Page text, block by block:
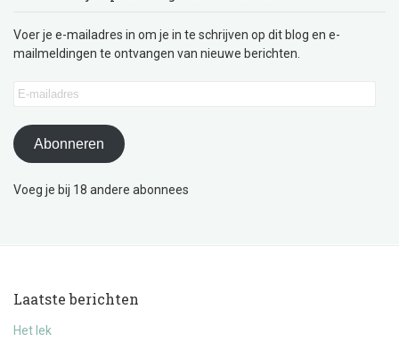
Voer je e-mailadres in om je in te schrijven op dit blog en e-
mailmeldingen te ontvangen van nieuwe berichten.
E-
Abonneren
Voeg je bij 18 andere abonnees
Laatste berichten
Het lek